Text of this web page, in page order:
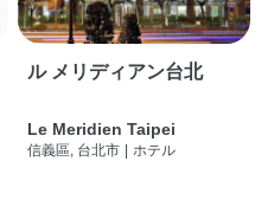
ル メリディアン台北
Le Meridien Taipei
信義區, 台北市 | ホテル